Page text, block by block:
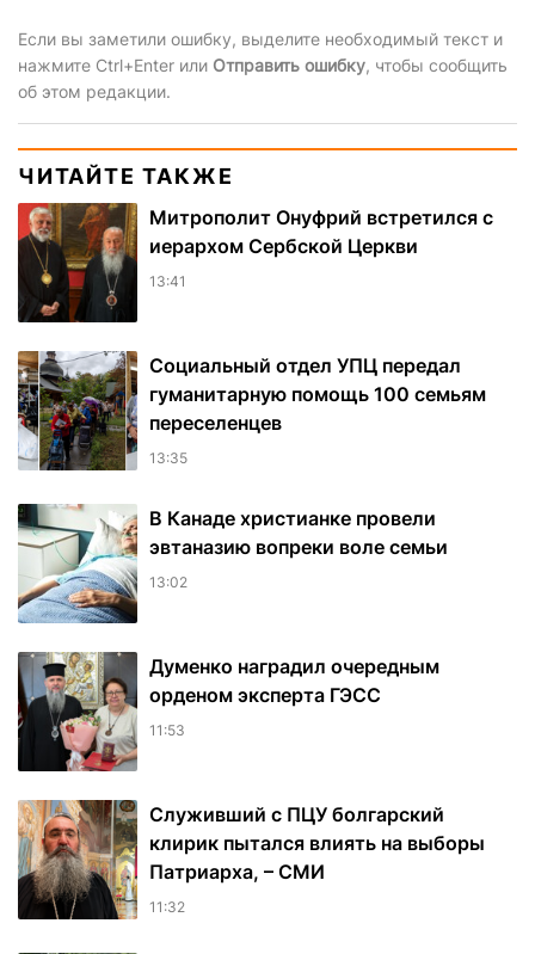
Если вы заметили ошибку, выделите необходимый текст и
нажмите Ctrl+Enter или Отправить ошибку, чтобы сообщить
об этом редакции.
ЧИТАЙТЕ ТАКЖЕ
Митрополит Онуфрий встретился с
иерархом Сербской Церкви
13:41
Социальный отдел УПЦ передал
гуманитарную помощь 100 семьям
переселенцев
13:35
В Канаде христианке провели
эвтаназию вопреки воле семьи
13:02
Думенко наградил очередным
орденом эксперта ГЭСС
11:53
Служивший с ПЦУ болгарский
клирик пытался влиять на выборы
Патриарха, – СМИ
11:32